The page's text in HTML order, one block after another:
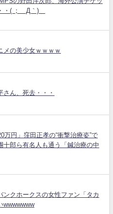
・( ；´Д｀)
メの美少女ｗｗｗｗ
さん、死去・・・
万円」窪田正孝の“衝撃治療姿”で
十郎ら有名人も通う「鍼治療の中
ンクホークスの女性ファン「タカ
wwwwwww